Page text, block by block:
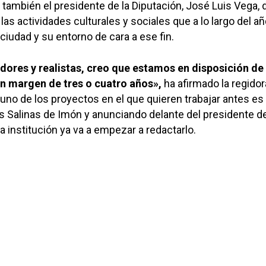
el presidente de la Diputación, José Luis Vega,
actividades culturales y sociales que a lo largo del
y su entorno de cara a ese fin.
y realistas, creo que estamos en disposición de
margen de tres o cuatro años», ha afirmado la
de los proyectos en el que quieren trabajar antes es
Salinas de Imón y anunciando delante del presidente
institución ya va a empezar a redactarlo.